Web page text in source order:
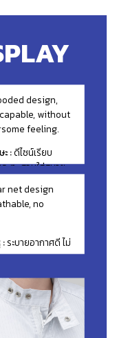
design,
without
feeling.
ะ :ดีไซน์เรียบ
ะทะ สวมใส่สบาย
net design
no
:ระบายอากาศดี ไม่